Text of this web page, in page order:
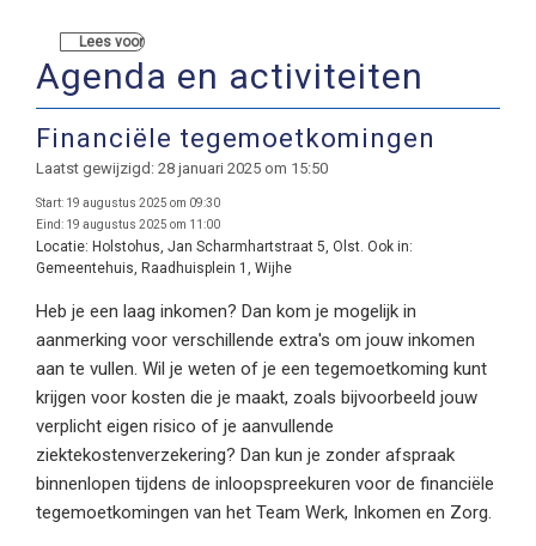
Lees voor
Agenda en activiteiten
Financiële tegemoetkomingen
Laatst gewijzigd: 28 januari 2025 om 15:50
Start: 19 augustus 2025 om 09:30
Eind: 19 augustus 2025 om 11:00
Locatie: Holstohus, Jan Scharmhartstraat 5, Olst. Ook in:
Gemeentehuis, Raadhuisplein 1, Wijhe
Heb je een laag inkomen? Dan kom je mogelijk in
aanmerking voor verschillende extra's om jouw inkomen
aan te vullen. Wil je weten of je een tegemoetkoming kunt
krijgen voor kosten die je maakt, zoals bijvoorbeeld jouw
verplicht eigen risico of je aanvullende
ziektekostenverzekering? Dan kun je zonder afspraak
binnenlopen tijdens de inloopspreekuren voor de financiële
tegemoetkomingen van het Team Werk, Inkomen en Zorg.